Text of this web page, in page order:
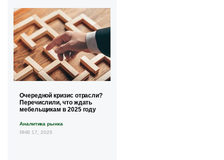
Очередной кризис отрасли?
Перечислили, что ждать
мебельщикам в 2025 году
Аналитика рынка
ЯНВ 17, 2025